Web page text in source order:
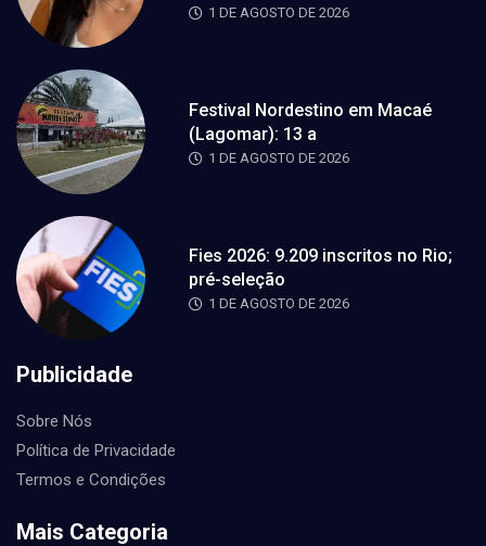
1 DE AGOSTO DE 2026
Festival Nordestino em Macaé
(Lagomar): 13 a
1 DE AGOSTO DE 2026
Fies 2026: 9.209 inscritos no Rio;
pré-seleção
1 DE AGOSTO DE 2026
Publicidade
Sobre Nós
Política de Privacidade
Termos e Condições
Mais Categoria